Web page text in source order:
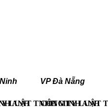
ANH
LUẬT TNHH MINH ANH
VP Đà Nẵng
CÔNG TY LUẬT